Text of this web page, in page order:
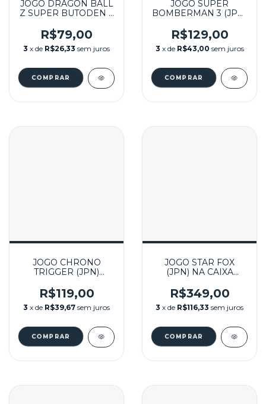
JOGO DRAGON BALL
Z SUPER BUTODEN 3
SUPER FAMICOM
R$79,00
3 x de R$26,33 sem juros
JOGO SUPER
BOMBERMAN 3 (JPN)
FAMICOM
R$129,00
3 x de R$43,00 sem juros
JOGO CHRONO
TRIGGER (JPN)
FAMICOM
R$119,00
3 x de R$39,67 sem juros
JOGO STAR FOX
(JPN) NA CAIXA
FAMICOM
R$349,00
3 x de R$116,33 sem juros